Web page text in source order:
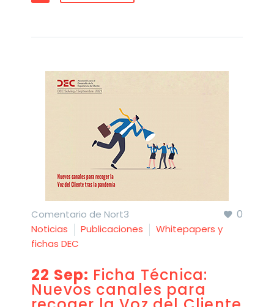
0
Comentario de Nort3
Noticias
Publicaciones
Whitepapers y
fichas DEC
22 Sep: Ficha Técnica:
Nuevos canales para